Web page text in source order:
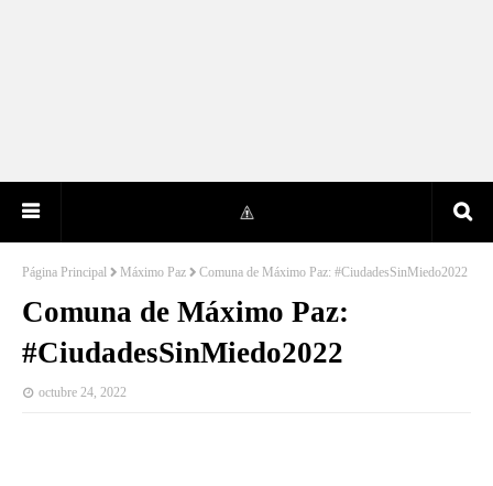
Página Principal Máximo Paz Comuna de Máximo Paz: #CiudadesSinMiedo2022
Comuna de Máximo Paz:
#CiudadesSinMiedo2022
octubre 24, 2022